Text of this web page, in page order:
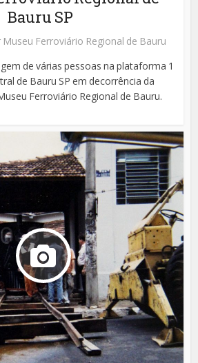
Bauru SP
Museu Ferroviário Regional de Bauru
de várias pessoas na plataforma 1
de Bauru SP em decorrência da
Ferroviário Regional de Bauru.